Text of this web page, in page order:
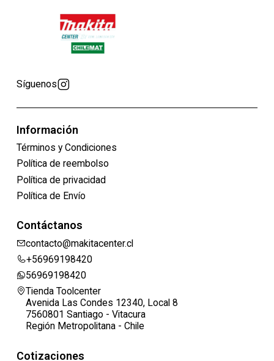
Síguenos
Información
Términos y Condiciones
Política de reembolso
Política de privacidad
Política de Envío
Contáctanos
contacto@makitacenter.cl
+56969198420
56969198420
Tienda Toolcenter
Avenida Las Condes 12340, Local 8
7560801 Santiago - Vitacura
Región Metropolitana - Chile
Cotizaciones